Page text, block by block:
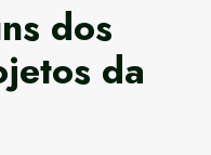
dos
da